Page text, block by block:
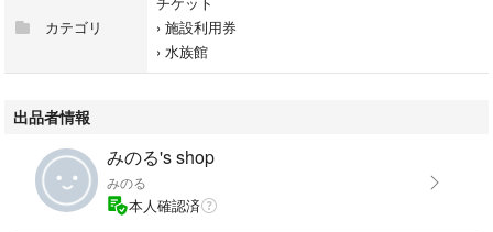
カテゴリ
› 施設利用券
› 水族館
出品者情報
みのる's shop
みのる
本人確認済